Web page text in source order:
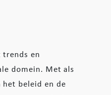
trends en
domein. Met als
het beleid en de